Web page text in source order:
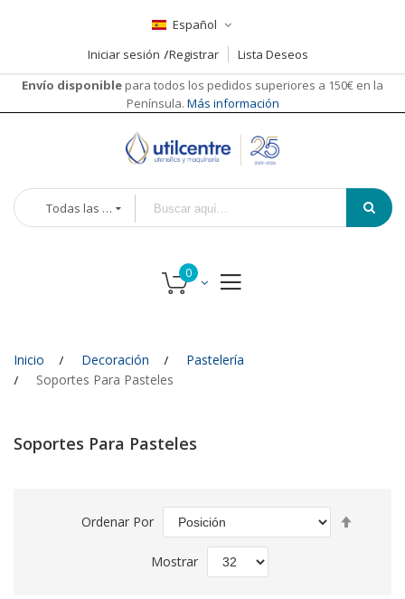
Español
Iniciar sesión
Registrar
Lista Deseos
Envío disponible para todos los pedidos superiores a 150€ en la
Península. Más información
Todas las categorías
Inicio Decoración
Pastelería
Soportes Para Pasteles
Soportes Para Pasteles
Ordenar Por
Mostrar